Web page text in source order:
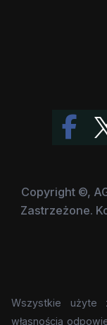
Copyright ©,
Zastrzeżone.
Wszystkie użyte
własnością